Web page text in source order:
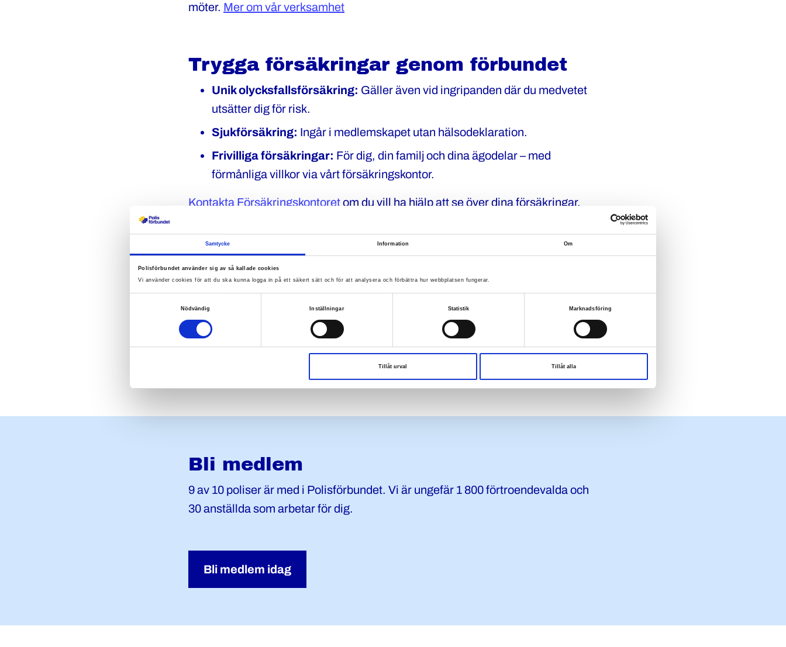
Samtycke Information Om
Polisförbundet använder sig av så kallade cookies
Vi använder cookies för att du ska kunna logga in på ett säkert sätt och för att analysera och förbättra hur webbplatsen fungerar.
Nödvändig
Inställningar Statistik Marknadsföring
Tillåt urval Tillåt alla
möter. Mer om vår verksamhet
Trygga försäkringar genom förbundet
Unik olycksfallsförsäkring: Gäller även vid ingripanden där du medvetet
utsätter dig för risk.
Sjukförsäkring: Ingår i medlemskapet utan hälsodeklaration.
Frivilliga försäkringar: För dig, din familj och dina ägodelar – med
förmånliga villkor via vårt försäkringskontor.
Kontakta Försäkringskontoretom du vill ha hjälp att se över dina försäkringar.
Medlemsförmåner som gör skillnad
Rabatter på gym, resor, hotell och bankavtal.
Tillgång till Polistidningen och utbildningar.
Möjlighet att söka stipendier och stöd via Polisskadestiftelsen.
Bli medlem
9 av 10 poliser är med i Polisförbundet. Vi är ungefär 1 800 förtroendevalda och
30 anställda som arbetar för dig.
Bli medlem idag